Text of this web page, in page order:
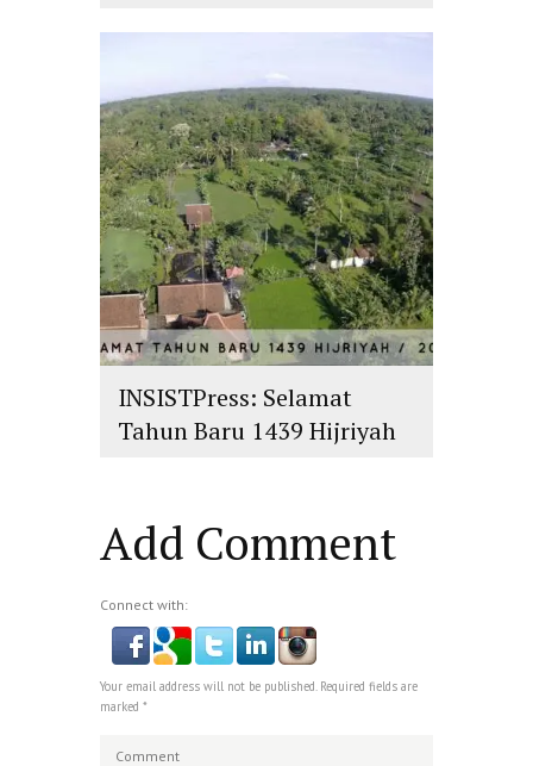
INSISTPress: Selamat
Tahun Baru 1439 Hijriyah
Add Comment
Connect with:
Your email address will not be published. Required fields are
marked *